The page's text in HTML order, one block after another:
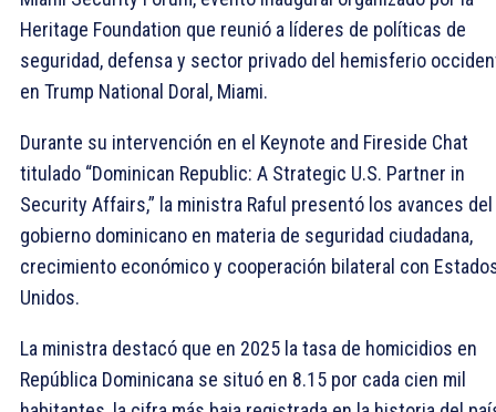
Heritage Foundation que reunió a líderes de políticas de
seguridad, defensa y sector privado del hemisferio
en Trump National Doral, Miami.
Durante su intervención en el Keynote and Fireside Chat
titulado “Dominican Republic: A Strategic U.S. Partner in
Security Affairs,” la ministra Raful presentó los avances del
gobierno dominicano en materia de seguridad ciudadana,
crecimiento económico y cooperación bilateral con
Unidos.
La ministra destacó que en 2025 la tasa de homicidios en
República Dominicana se situó en 8.15 por cada cien mil